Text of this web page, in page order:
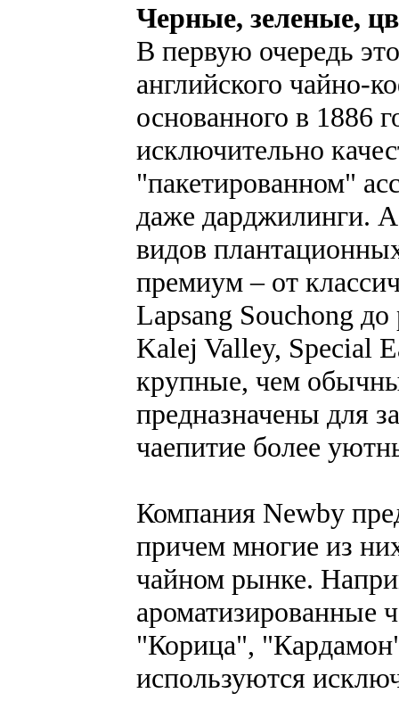
Черные, зеленые,
В первую очередь
английского чайно-
основанного в 1886
исключительно
"пакетированном"
даже дарджилинги. А
видов
премиум – от
Lapsang Souchong
Kalej Valley, Special
крупные, чем
предназначены для
чаепитие более
Компания Newby
причем многие из
чайном рынке.
ароматизированные
"Корица",
используются